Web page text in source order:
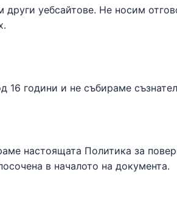
уебсайтове. Не носим
16 години и не събираме
настоящата Политика за
в началото на документа.